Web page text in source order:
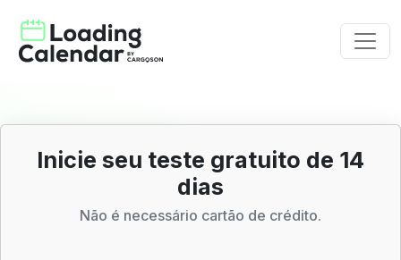
Inicie seu teste gratuito de 14
dias
Não é necessário cartão de crédito.